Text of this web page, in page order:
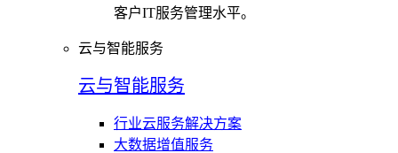
客户IT服务管理水平。
云与智能服务
云与智能服务
行业云服务解决方案
大数据增值服务